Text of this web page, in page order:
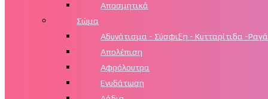
Αποσμητικά
Σώμα
Αδυνάτισμα - Σύσφιξη - Κυτταρίτιδα -
Απολέπιση
Αφρόλουτρα
Ενυδάτωση